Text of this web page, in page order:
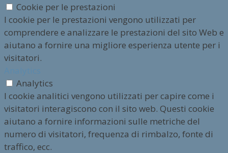
Cookie per le prestazioni
I cookie per le prestazioni vengono utilizzati per
comprendere e analizzare le prestazioni del sito Web e
aiutano a fornire una migliore esperienza utente per i
visitatori.
Analytics
I cookie analitici vengono utilizzati per capire come i
visitatori interagiscono con il sito web. Questi cookie
aiutano a fornire informazioni sulle metriche del
numero di visitatori, frequenza di rimbalzo, fonte di
traffico, ecc.